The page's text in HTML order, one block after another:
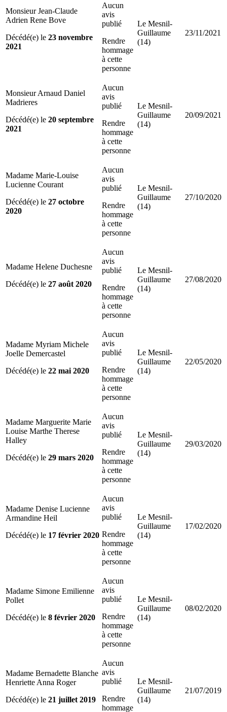
Monsieur Jean-Claude
Adrien Rene Bove
Décédé(e) le 23 novembre
2021
Aucun
avis
publié
Rendre
hommage
à cette
personne
Le Mesnil-
Guillaume
(14)
23/11/2021
Monsieur Arnaud Daniel
Madrieres
Décédé(e) le 20 septembre
2021
Aucun
avis
publié
Rendre
hommage
à cette
personne
Le Mesnil-
Guillaume
(14)
20/09/2021
Madame Marie-Louise
Lucienne Courant
Décédé(e) le 27 octobre
2020
Aucun
avis
publié
Rendre
hommage
à cette
personne
Le Mesnil-
Guillaume
(14)
27/10/2020
Madame Helene Duchesne
Décédé(e) le 27 août 2020
Aucun
avis
publié
Rendre
hommage
à cette
personne
Le Mesnil-
Guillaume
(14)
27/08/2020
Madame Myriam Michele
Joelle Demercastel
Décédé(e) le 22 mai 2020
Aucun
avis
publié
Rendre
hommage
à cette
personne
Le Mesnil-
Guillaume
(14)
22/05/2020
Madame Marguerite Marie
Louise Marthe Therese
Halley
Décédé(e) le 29 mars 2020
Aucun
avis
publié
Rendre
hommage
à cette
personne
Le Mesnil-
Guillaume
(14)
29/03/2020
Madame Denise Lucienne
Armandine Heil
Décédé(e) le 17 février 2020
Aucun
avis
publié
Rendre
hommage
à cette
personne
Le Mesnil-
Guillaume
(14)
17/02/2020
Madame Simone Emilienne
Pollet
Décédé(e) le 8 février 2020
Aucun
avis
publié
Rendre
hommage
à cette
personne
Le Mesnil-
Guillaume
(14)
08/02/2020
Madame Bernadette Blanche
Henriette Anna Roger
Décédé(e) le 21 juillet 2019
Aucun
avis
publié
Rendre
hommage
Le Mesnil-
Guillaume
(14)
21/07/2019